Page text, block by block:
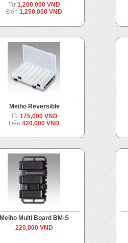
Từ 1,200,000 VND
Đến 1,250,000 VND
Meiho Reversible
Từ 175,000 VND
Đến 420,000 VND
Meiho Multi Board BM-S
220,000 VND